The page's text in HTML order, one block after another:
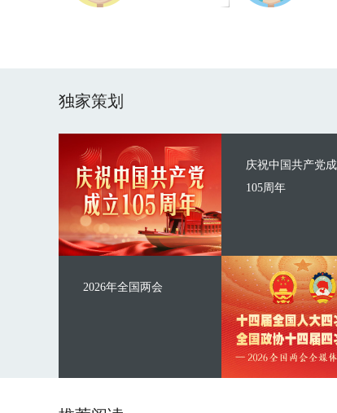
独家策划
庆祝中国共产党
105周年
2026年全国两会